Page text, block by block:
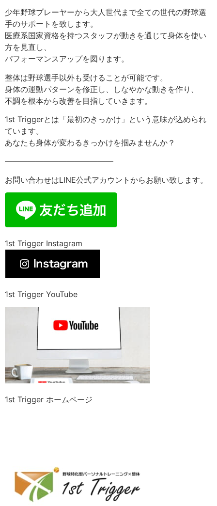
少年野球プレーヤーから大人世代まで全ての世代の野球選
手のサポートを致します。
医療系国家資格を持つスタッフが動きを通じて身体を使い
方を見直し、
パフォーマンスアップを図ります。
整体は野球選手以外も受けることが可能です。
身体の運動パターンを修正し、しなやかな動きを作り、
不調を根本から改善を目指していきます。
1st Triggerとは「最初のきっかけ」という意味が込められ
ています。
あなたも身体が変わるきっかけを掴みませんか？
——————————————
お問い合わせはLINE公式アカウントからお願い致します。
1st Trigger Instagram
1st Trigger YouTube
1st Trigger ホームページ